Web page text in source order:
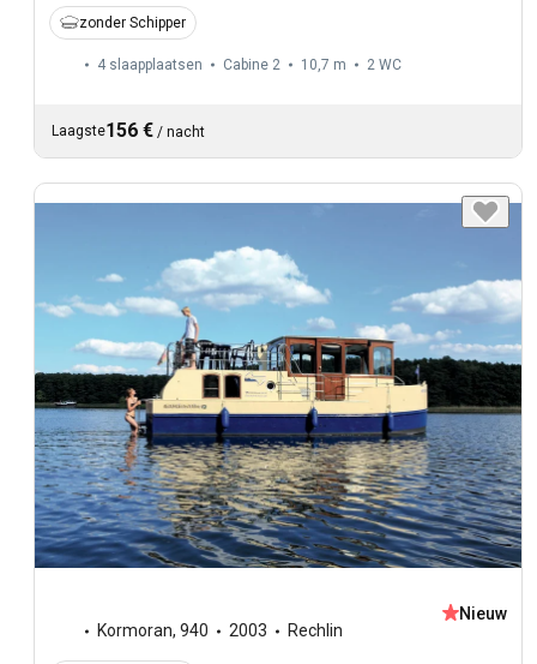
zonder Schipper
4 slaapplaatsen Cabine 2 10,7 m 2 WC
Laagste156 € / nacht
Kormoran, 940 2003 Rechlin
Nieuw